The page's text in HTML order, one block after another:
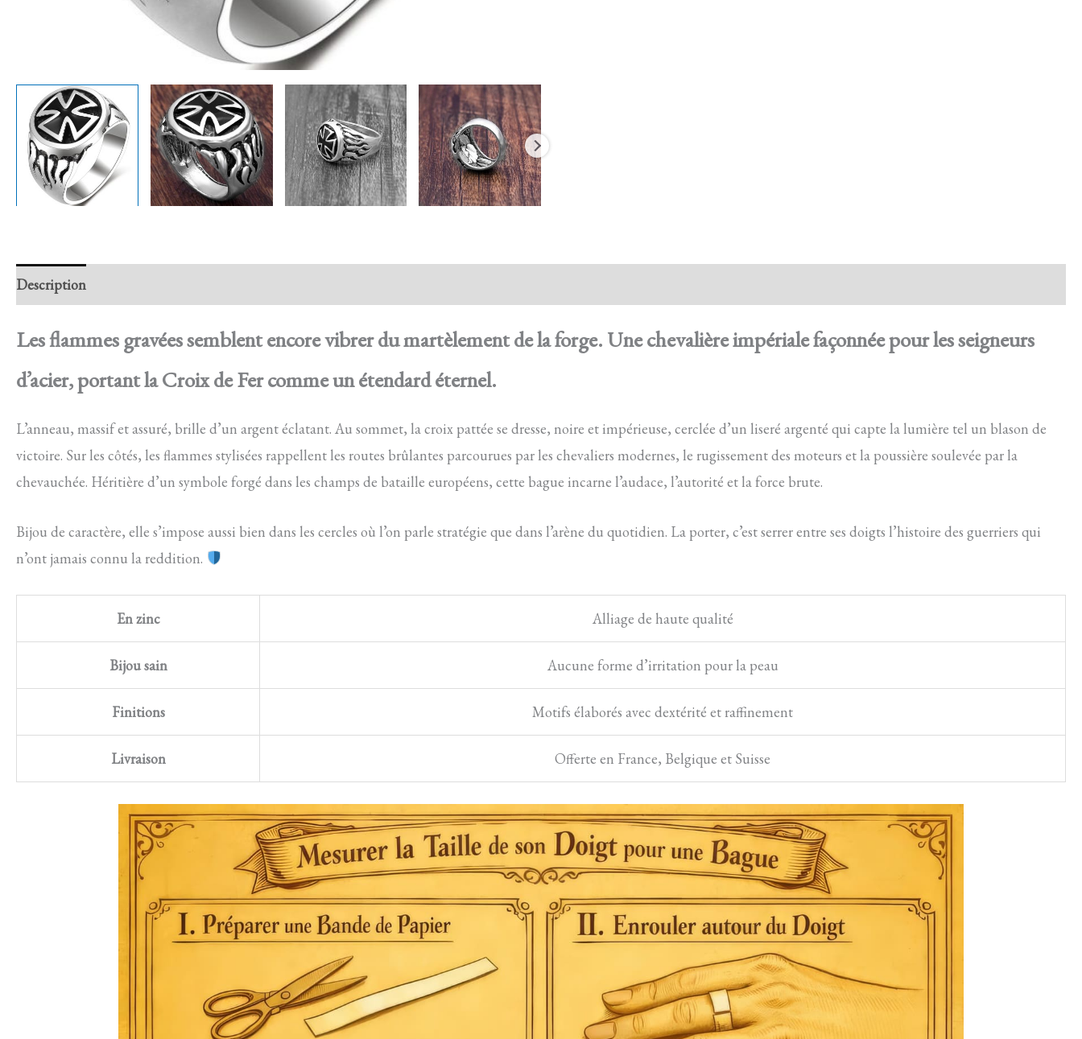
Description
Les flammes gravées semblent encore vibrer du martèlement de la forge. Une chevalière impériale façonnée pour les seigneurs
d’acier, portant la Croix de Fer comme un étendard éternel.
L’anneau, massif et assuré, brille d’un argent éclatant. Au sommet, la croix pattée se dresse, noire et impérieuse, cerclée d’un liseré argenté qui capte la lumière tel un blason de
victoire. Sur les côtés, les flammes stylisées rappellent les routes brûlantes parcourues par les chevaliers modernes, le rugissement des moteurs et la poussière soulevée par la
chevauchée. Héritière d’un symbole forgé dans les champs de bataille européens, cette bague incarne l’audace, l’autorité et la force brute.
Bijou de caractère, elle s’impose aussi bien dans les cercles où l’on parle stratégie que dans l’arène du quotidien. La porter, c’est serrer entre ses doigts l’histoire des guerriers qui
n’ont jamais connu la reddition.
En zinc Alliage de haute qualité
Bijou sain Aucune forme d’irritation pour la peau
Finitions Motifs élaborés avec dextérité et raffinement
Livraison Offerte en France, Belgique et Suisse